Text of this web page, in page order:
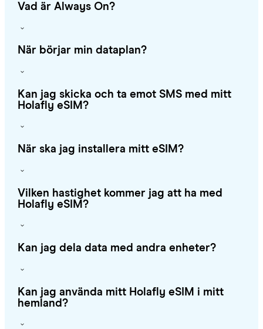
Vad är Always On?
När börjar min dataplan?
Kan jag skicka och ta emot SMS med mitt
Holafly eSIM?
När ska jag installera mitt eSIM?
Vilken hastighet kommer jag att ha med
Holafly eSIM?
Kan jag dela data med andra enheter?
Kan jag använda mitt Holafly eSIM i mitt
hemland?